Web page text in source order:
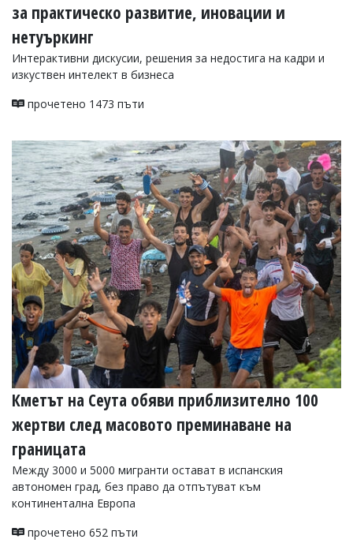
за практическо развитие, иновации и
нетуъркинг
Интерактивни дискусии, решения за недостига на кадри и
изкуствен интелект в бизнеса
прочетено 1473 пъти
Кметът на Сеута обяви приблизително 100
жертви след масовото преминаване на
границата
Между 3000 и 5000 мигранти остават в испанския
автономен град, без право да отпътуват към
континентална Европа
прочетено 652 пъти